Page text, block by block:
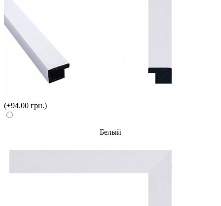
(+94.00 грн.)
Белый